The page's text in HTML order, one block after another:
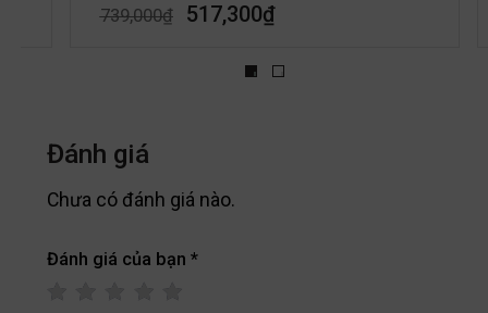
739,000₫ 517,300₫
Đánh giá
Chưa có đánh giá nào.
Đánh giá của bạn *